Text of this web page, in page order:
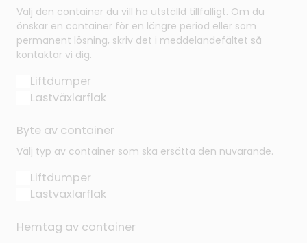
Välj den container du vill ha utställd tillfälligt. Om du
önskar en container för en längre period eller som
permanent lösning, skriv det i meddelandefältet så
kontaktar vi dig.
Liftdumper
Lastväxlarflak
Byte av container
Välj typ av container som ska ersätta den nuvarande.
Liftdumper
Lastväxlarflak
Hemtag av container